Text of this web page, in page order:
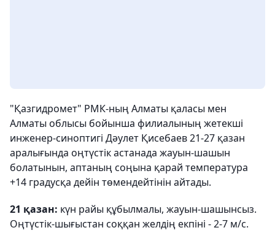
"Қазгидромет" РМК-ның Алматы қаласы мен
Алматы облысы бойынша филиалының жетекші
инженер-синоптигі Дәулет Қисебаев 21-27 қазан
аралығында оңтүстік астанада жауын-шашын
болатынын, аптаның соңына қарай температура
+14 градусқа дейін төмендейтінін айтады.
21 қазан: күн райы құбылмалы, жауын-шашынсыз.
Оңтүстік-шығыстан соққан желдің екпіні - 2-7 м/с.